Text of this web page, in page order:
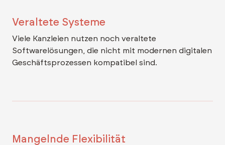
Veraltete Systeme
Viele Kanzleien nutzen noch veraltete
Softwarelösungen, die nicht mit modernen digitalen
Geschäftsprozessen kompatibel sind.
Mangelnde Flexibilität